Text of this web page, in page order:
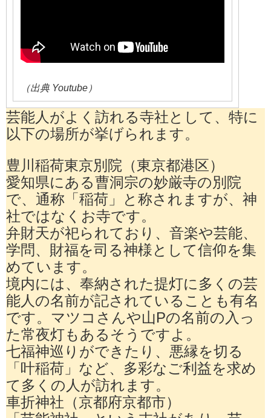
（出典 Youtube）
芸能人がよく訪れる寺社として、特に
以下の場所が挙げられます。
豊川稲荷東京別院（東京都港区）
愛知県にある曹洞宗の妙厳寺の別院
で、通称「稲荷」と称されますが、神
社ではなくお寺です。
弁財天が祀られており、音楽や芸能、
学問、財福を司る神様として信仰を集
めています。
境内には、奉納された提灯に多くの芸
能人の名前が記されていることも有名
です。マツコさんや山Pの名前の入っ
た常夜灯もあるそうですよ。
七福神巡りができたり、悪縁を切る
「叶稲荷」など、多彩なご利益を求め
て多くの人が訪れます。
車折神社（京都府京都市）